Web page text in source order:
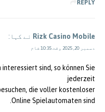
REPLY
Rizk Casino Mobile نے کہا:
دسمبر 20, 2025 وقت 10:35 شام
sind, so können Sie
jederzeit
die voller kostenloser
Online Spielautomaten sind.